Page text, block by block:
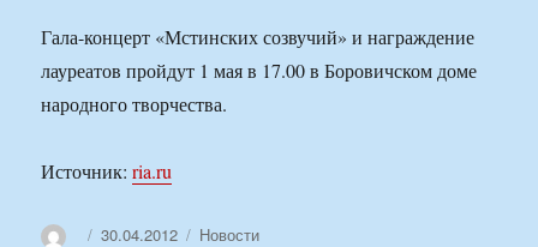
Гала-концерт «Мстинских созвучий» и награждение
лауреатов пройдут 1 мая в 17.00 в Боровичском доме
народного творчества.
Источник:ria.ru
АвторОпубликовано
30.04.2012 Рубрики
Новости